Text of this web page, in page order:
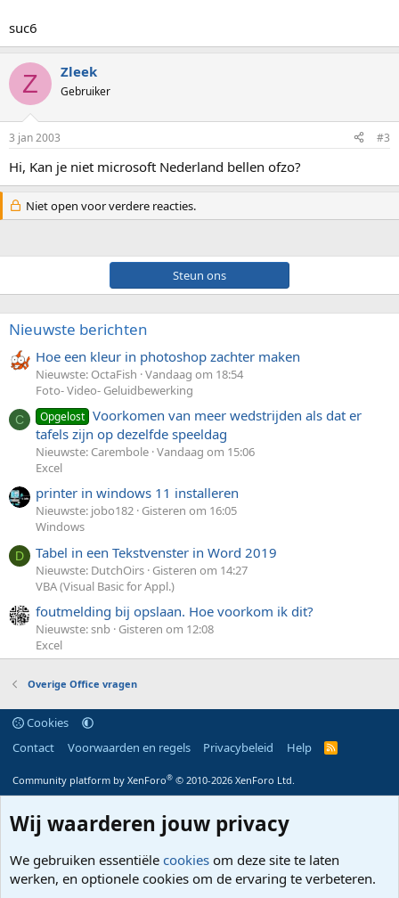
suc6
Z Zleek
Gebruiker
3 jan 2003 #3
Hi, Kan je niet microsoft Nederland bellen ofzo?
Niet open voor verdere reacties.
Steun ons
Nieuwste berichten
Hoe een kleur in photoshop zachter maken
Nieuwste: OctaFish Vandaag om 18:54
Foto- Video- Geluidbewerking
C Opgelost Voorkomen van meer wedstrijden als dat er
tafels zijn op dezelfde speeldag
Nieuwste: Carembole Vandaag om 15:06
Excel
printer in windows 11 installeren
Nieuwste: jobo182 Gisteren om 16:05
Windows
D Tabel in een Tekstvenster in Word 2019
Nieuwste: DutchOirs Gisteren om 14:27
VBA (Visual Basic for Appl.)
foutmelding bij opslaan. Hoe voorkom ik dit?
Nieuwste: snb Gisteren om 12:08
Excel
Overige Office vragen
Cookies
Contact
Voorwaarden en regels Privacybeleid Help
R
Community platform by XenForo® © 2010-2026 XenForo Ltd.
Wij waarderen jouw privacy
We gebruiken essentiële cookies om deze site te laten
werken, en optionele cookies om de ervaring te verbeteren.